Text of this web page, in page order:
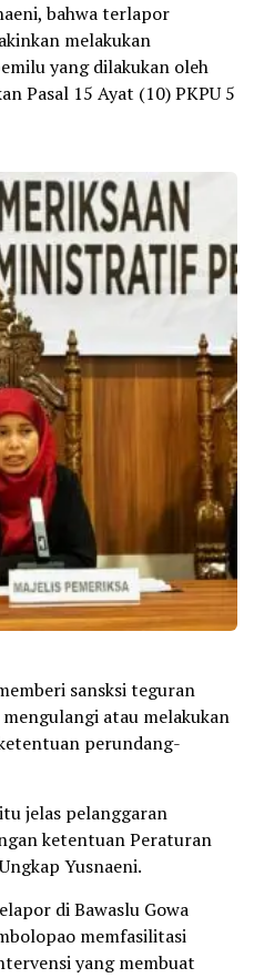
bahwa terlapor
melakukan
yang dilakukan oleh
Pasal 15 Ayat (10) PKPU 5
sansksi teguran
atau melakukan
perundang-
jelas pelanggaran
ketentuan Peraturan
Yusnaeni.
di Bawaslu Gowa
memfasilitasi
yang membuat